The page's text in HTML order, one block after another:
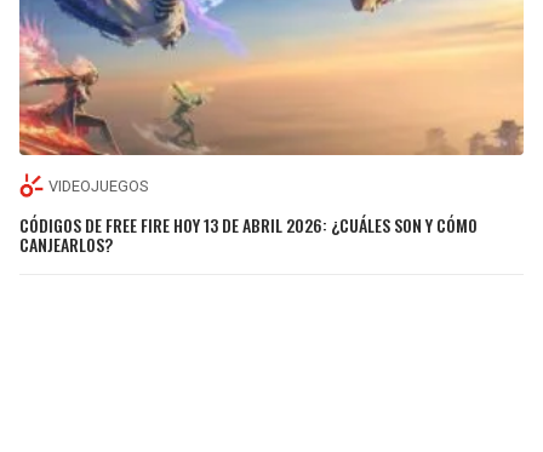
VIDEOJUEGOS
CÓDIGOS DE FREE FIRE HOY 13 DE ABRIL 2026: ¿CUÁLES SON Y CÓMO
CANJEARLOS?